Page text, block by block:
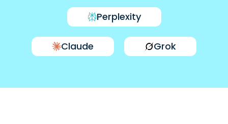
Perplexity
Claude Grok